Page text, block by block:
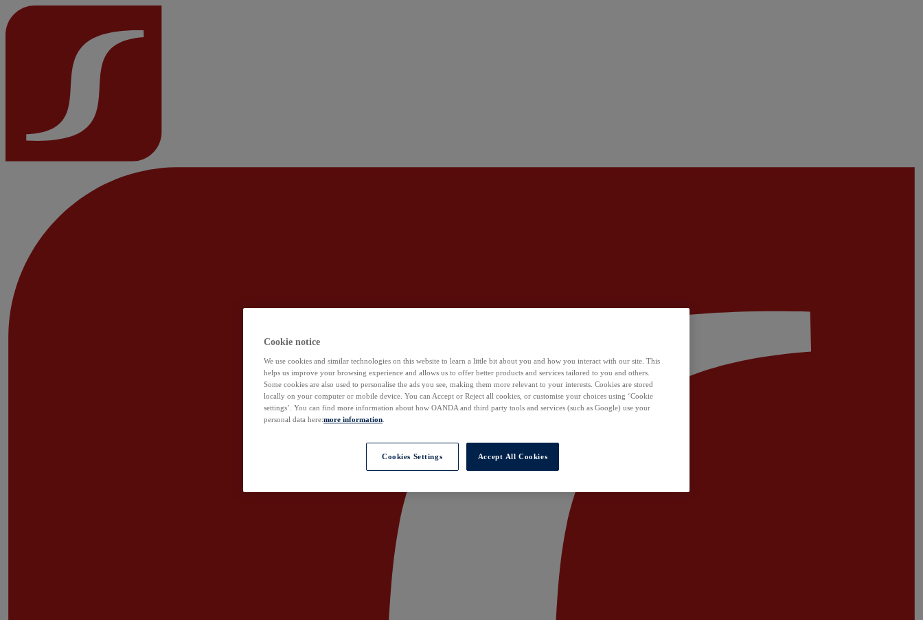
Cookie notice
We use cookies and similar technologies on this website to learn a little bit about you and how you interact with our site. This
helps us improve your browsing experience and allows us to offer better products and services tailored to you and others.
Some cookies are also used to personalise the ads you see, making them more relevant to your interests. Cookies are stored
locally on your computer or mobile device. You can Accept or Reject all cookies, or customise your choices using ‘Cookie
settings’. You can find more information about how OANDA and third party tools and services (such as Google) use your
personal data here:more information
Cookies Settings Accept All Cookies